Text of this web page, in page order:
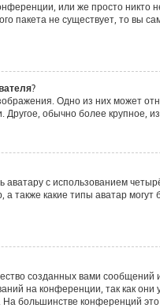
или же просто
пакета не существует, то
Одно из них может
обычно более крупное,
с использованием
также какие типы аватар
созданных вами
на конференции, так как
большинстве конференций